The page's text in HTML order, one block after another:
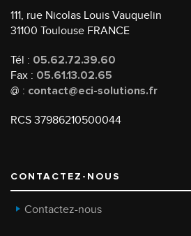
111, rue Nicolas Louis Vauquelin
31100 Toulouse FRANCE
Tél : 05.62.72.39.60
Fax : 05.61.13.02.65
@ : contact@eci-solutions.fr
RCS 37986210500044
CONTACTEZ-NOUS
Contactez-nous